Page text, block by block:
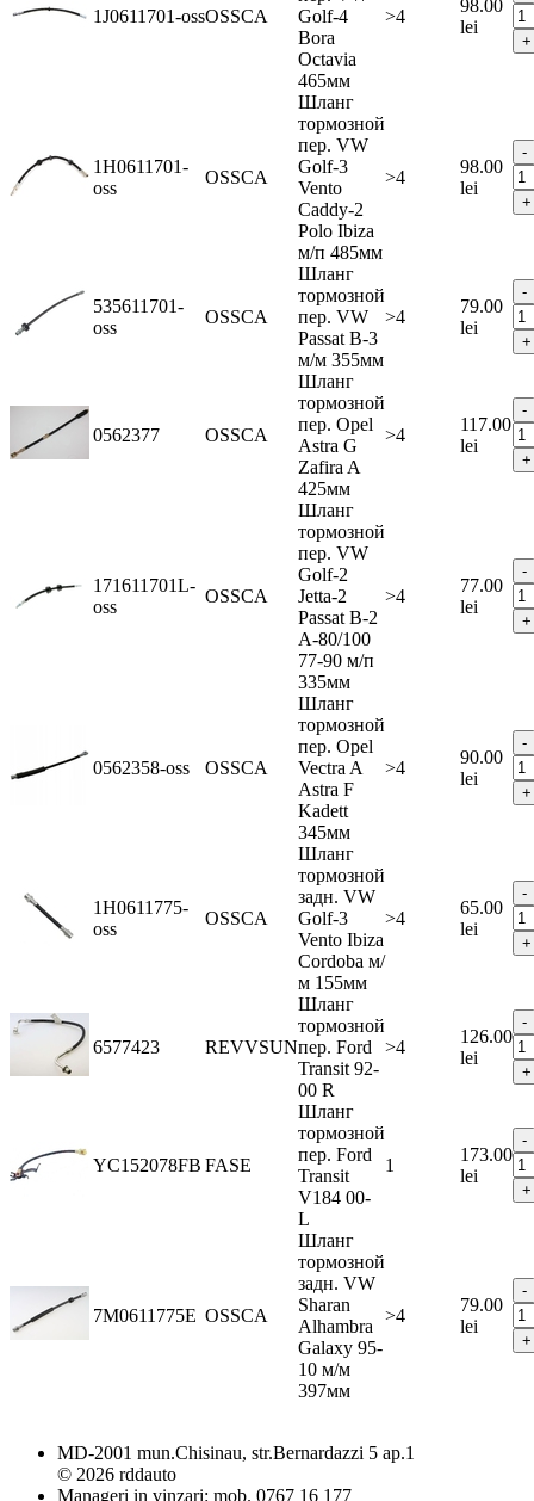
1J0611701-ossOSSCA
Golf-4
Bora
Octavia
465мм
>4
98.00
lei
1H0611701-
oss
OSSCA
Шланг
тормозной
пер. VW
Golf-3
Vento
Caddy-2
Polo Ibiza
м/п 485мм
>4
98.00
lei
535611701-
oss
OSSCA
Шланг
тормозной
пер. VW
Passat В-3
м/м 355мм
>4
79.00
lei
0562377 OSSCA
Шланг
тормозной
пер. Opel
Astra G
Zafira A
425мм
>4
117.00
lei
171611701L-
oss
OSSCA
Шланг
тормозной
пер. VW
Golf-2
Jetta-2
Passat B-2
A-80/100
77-90 м/п
335мм
>4
77.00
lei
0562358-oss OSSCA
Шланг
тормозной
пер. Opel
Vectra A
Astra F
Kadett
345мм
>4
90.00
lei
1H0611775-
oss
OSSCA
Шланг
тормозной
задн. VW
Golf-3
Vento Ibiza
Cordoba м/
м 155мм
>4
65.00
lei
6577423 REVVSUN
Шланг
тормозной
пер. Ford
Transit 92-
00 R
>4
126.00
lei
YC152078FB FASE
Шланг
тормозной
пер. Ford
Transit
V184 00-
L
1
173.00
lei
7M0611775E OSSCA
Шланг
тормозной
задн. VW
Sharan
Alhambra
Galaxy 95-
10 м/м
397мм
>4
79.00
lei
MD-2001 mun.Chisinau, str.Bernardazzi 5 ap.1
© 2026 rddauto
Manageri in vinzari: mob. 0767 16 177